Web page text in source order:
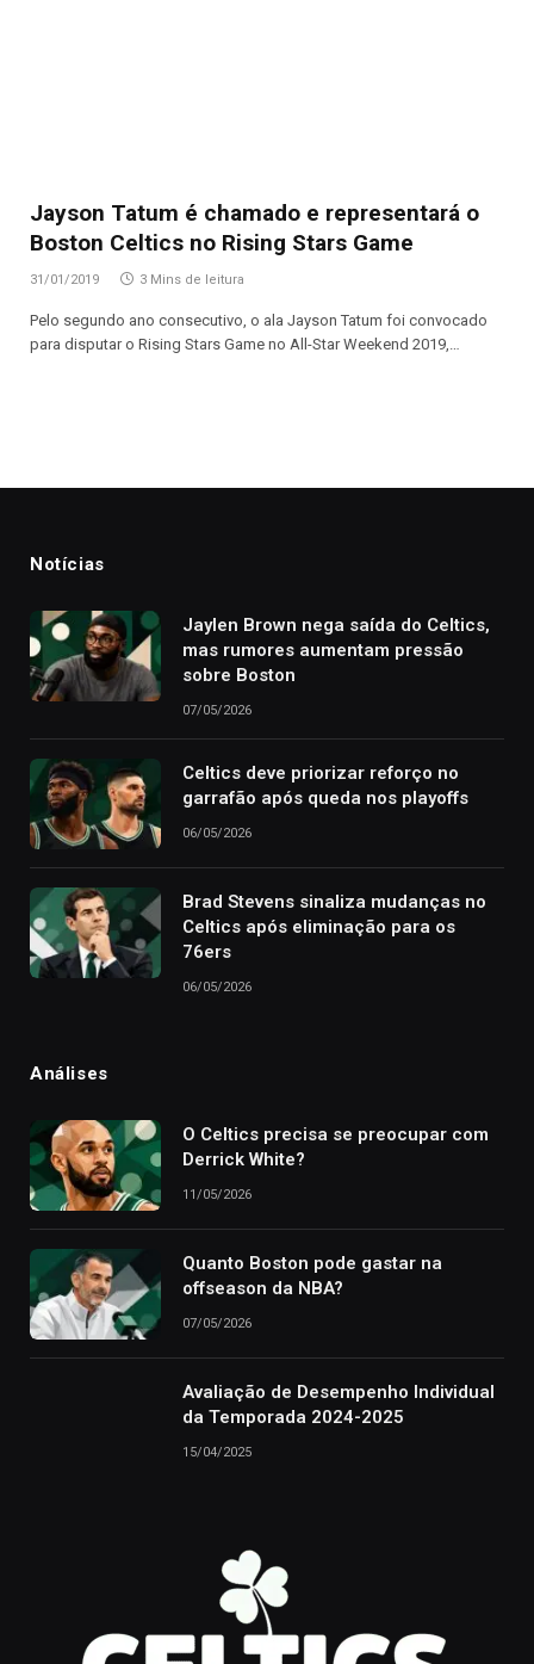
Jayson Tatum é chamado e representará o
Boston Celtics no Rising Stars Game
31/01/2019 3 Mins de leitura
Pelo segundo ano consecutivo, o ala Jayson Tatum foi convocado
para disputar o Rising Stars Game no All-Star Weekend 2019,…
Notícias
Jaylen Brown nega saída do Celtics,
mas rumores aumentam pressão
sobre Boston
07/05/2026
Celtics deve priorizar reforço no
garrafão após queda nos playoffs
06/05/2026
Brad Stevens sinaliza mudanças no
Celtics após eliminação para os
76ers
06/05/2026
Análises
O Celtics precisa se preocupar com
Derrick White?
11/05/2026
Quanto Boston pode gastar na
offseason da NBA?
07/05/2026
Avaliação de Desempenho Individual
da Temporada 2024-2025
15/04/2025